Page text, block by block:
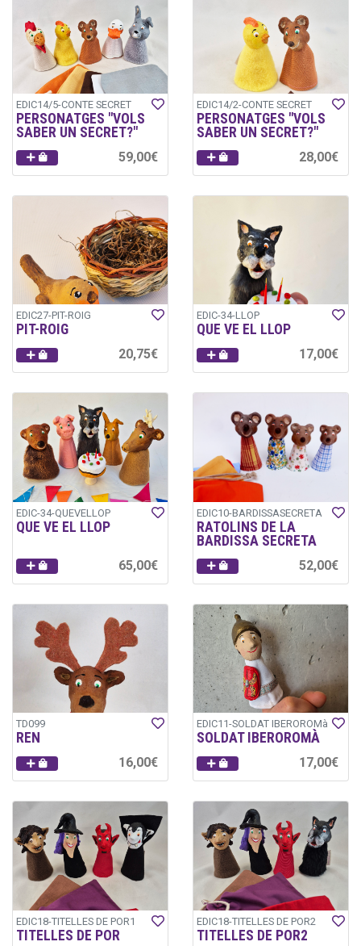
EDIC14/5-CONTE SECRET
PERSONATGES "VOLS
SABER UN SECRET?"
59,00€
EDIC14/2-CONTE SECRET
PERSONATGES "VOLS
SABER UN SECRET?"
28,00€
EDIC27-PIT-ROIG
PIT-ROIG
20,75€
EDIC-34-LLOP
QUE VE EL LLOP
17,00€
EDIC-34-QUEVELLOP
QUE VE EL LLOP
65,00€
EDIC10-BARDISSASECRETA
RATOLINS DE LA
BARDISSA SECRETA
52,00€
TD099
REN
16,00€
EDIC11-SOLDAT IBEROROMà
SOLDAT IBEROROMÀ
17,00€
EDIC18-TITELLES DE POR1
TITELLES DE POR
EDIC18-TITELLES DE POR2
TITELLES DE POR2